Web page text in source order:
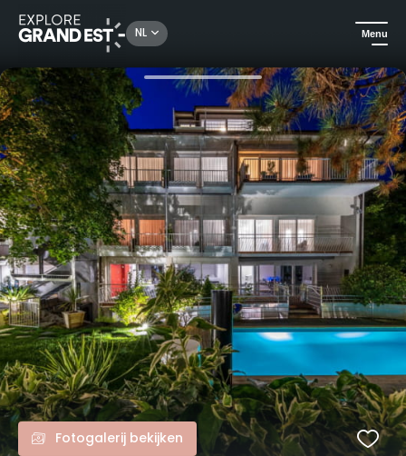
NL Menu
Kijk je ogen uit in de Grand Est Hotel & SPA Villa La Florangerie
Fotogalerij bekijken